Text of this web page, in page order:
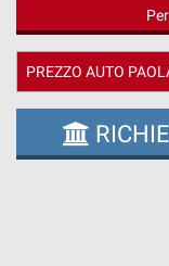
PREZZO AUTO
tracciamento
si
rimanda
alla
policy.
Puoi